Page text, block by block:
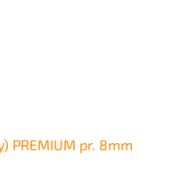
PREMIUM pr. 8mm